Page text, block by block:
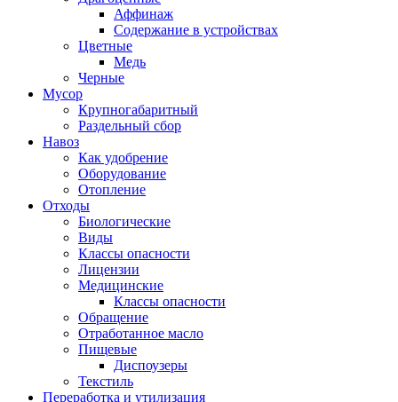
Аффинаж
Содержание в устройствах
Цветные
Медь
Черные
Мусор
Крупногабаритный
Раздельный сбор
Навоз
Как удобрение
Оборудование
Отопление
Отходы
Биологические
Виды
Классы опасности
Лицензии
Медицинские
Классы опасности
Обращение
Отработанное масло
Пищевые
Диспоузеры
Текстиль
Переработка и утилизация